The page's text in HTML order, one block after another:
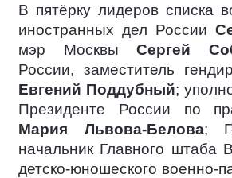
В пятёрку лидеров списка
иностранных дел России
мэр Москвы Сергей
России, заместитель
Евгений Поддубный;
Президенте России по
Мария Львова-Белова;
начальник Главного штаба
детско-юношеского военно-